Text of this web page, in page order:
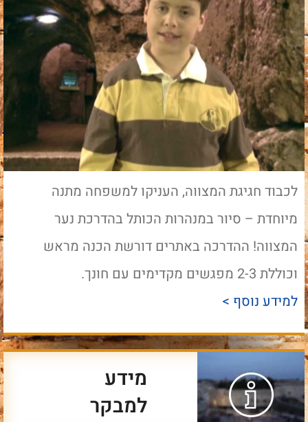
לכבוד חגיגת המצווה, העניקו למשפחה מתנה
מיוחדת – סיור במנהרות הכותל בהדרכת נער
המצווה! ההדרכה באתרים דורשת הכנה מראש
וכוללת 2-3 מפגשים מקדימים עם חונך.
למידע נוסף >
מידע
למבקר